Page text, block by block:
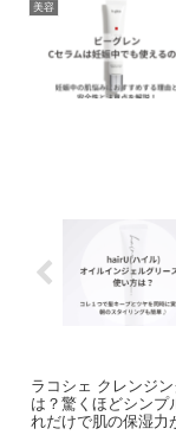
美容
ラコシェ クレンジ
は？驚くほどシンプ
れだけで肌の保湿力